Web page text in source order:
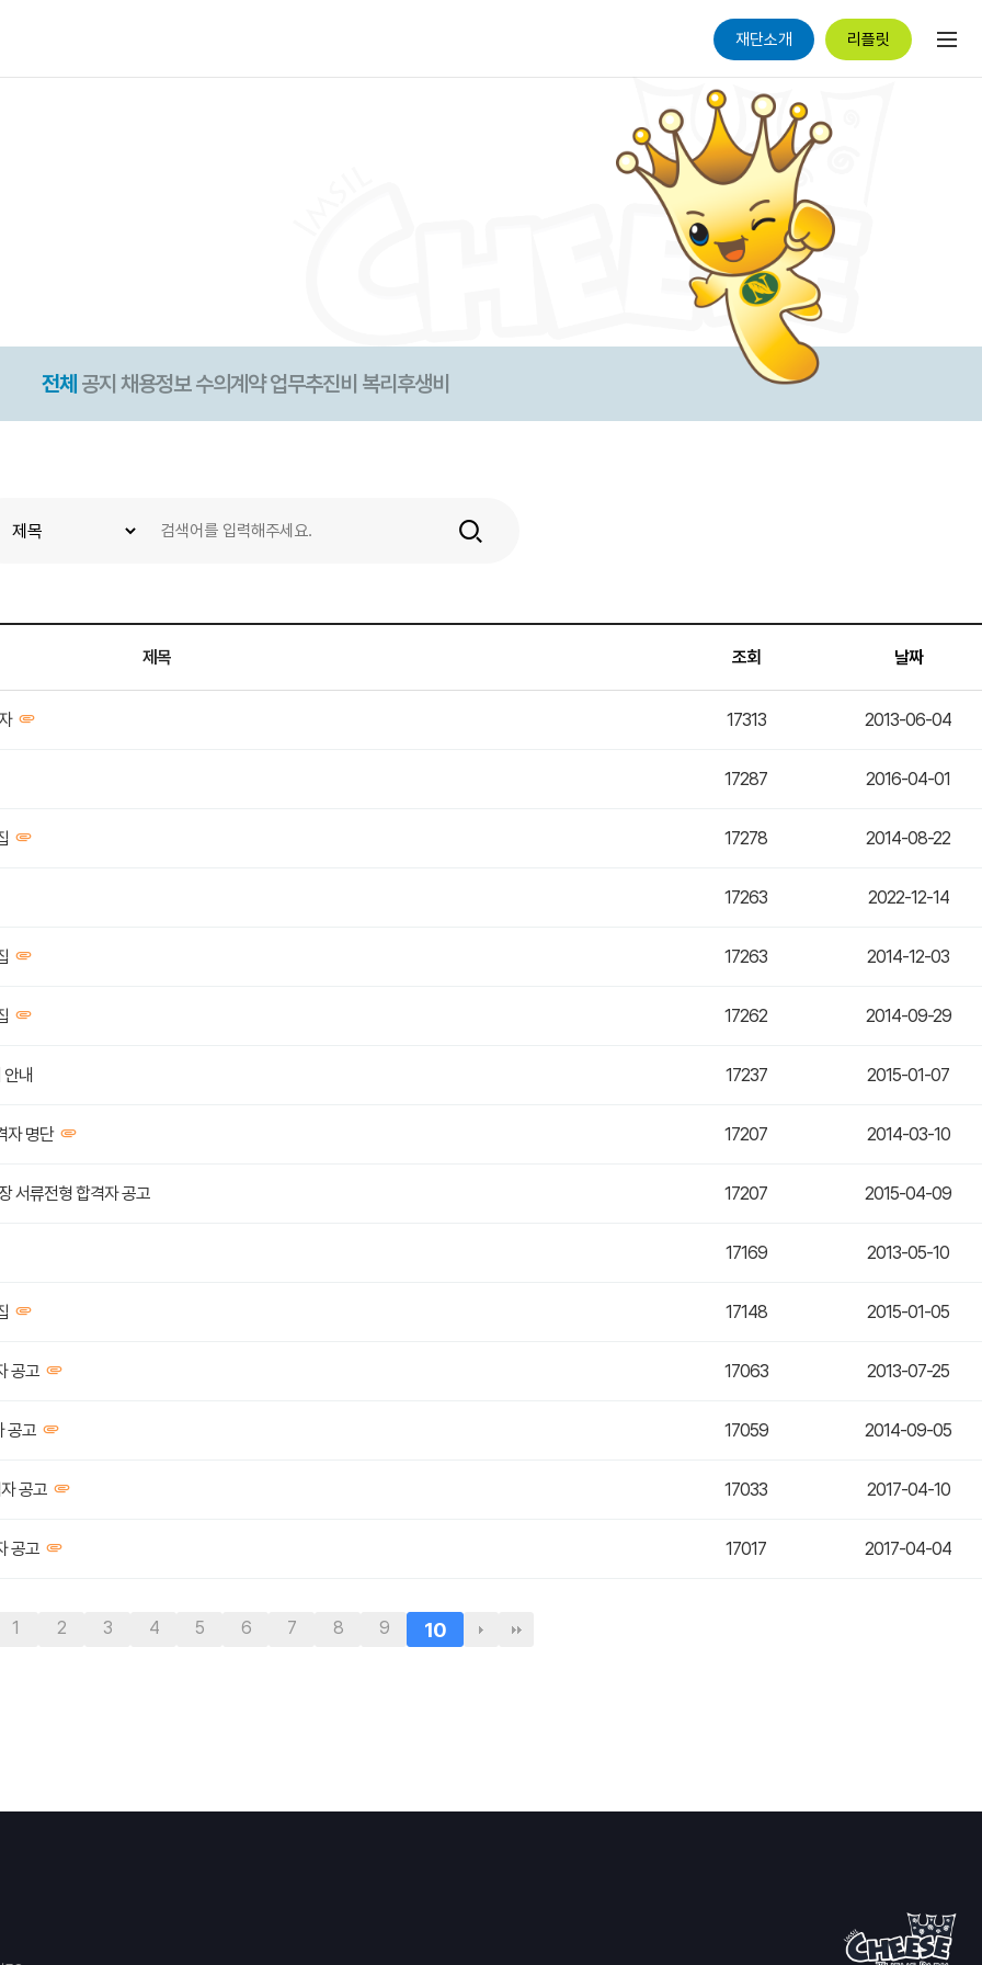
재단소개 리플릿
전체 공지 채용정보 수의계약 업무추진비 복리후생비
제목 조회 날짜
17313 2013-06-04
17287 2016-04-01
17278 2014-08-22
17263 2022-12-14
17263 2014-12-03
17262 2014-09-29
내 17237 2015-01-07
자 명단 17207 2014-03-10
서류전형 합격자 공고 17207 2015-04-09
17169 2013-05-10
17148 2015-01-05
공고 17063 2013-07-25
공고 17059 2014-09-05
공고 17033 2017-04-10
공고 17017 2017-04-04
1 2 3 4 5 6 7 8 9 10